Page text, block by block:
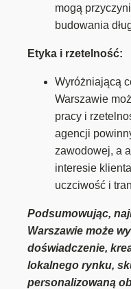
mogą
budowania
Etyka i rzetelność:
Wyróżniającą
Warszawie
pracy i
agencji
zawodowej, a
interesie
uczciwość i
Podsumowując,
Warszawie może
doświadczenie,
lokalnego rynku,
personalizowaną